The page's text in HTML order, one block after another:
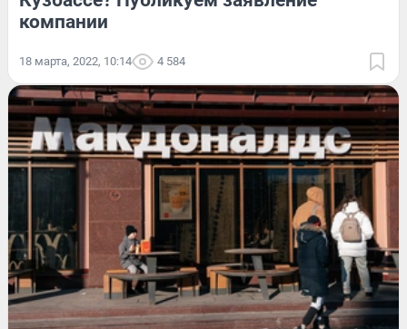
компании
18 марта, 2022, 10:14 4 584